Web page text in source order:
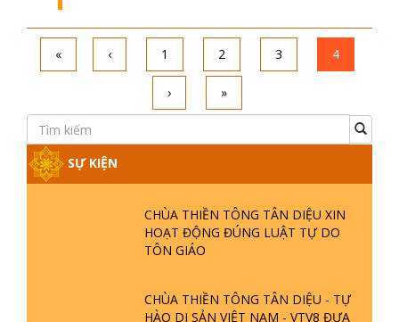
« ‹ 1 2 3 4
› »
SỰ KIỆN
CHÙA THIỀN TÔNG TÂN DIỆU XIN
HOẠT ĐỘNG ĐÚNG LUẬT TỰ DO
TÔN GIÁO
CHÙA THIỀN TÔNG TÂN DIỆU - TỰ
HÀO DI SẢN VIỆT NAM - VTV8 ĐƯA